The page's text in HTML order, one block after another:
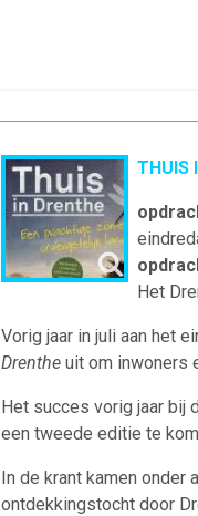
THUIS
Het
Vorig jaar in juli aan het
Drenthe uit om inwoners
Het succes vorig jaar bij
een tweede editie te
In de krant kamen
ontdekkingstocht door